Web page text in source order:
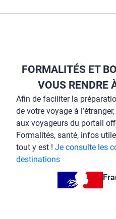
FORMALITÉS ET
VOUS RENDRE
Afin de faciliter la
de votre voyage à
aux voyageurs du portail
Formalités, santé, infos
tout y est ! Je consulte les
destinations